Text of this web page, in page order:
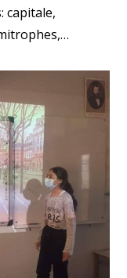
capitale,